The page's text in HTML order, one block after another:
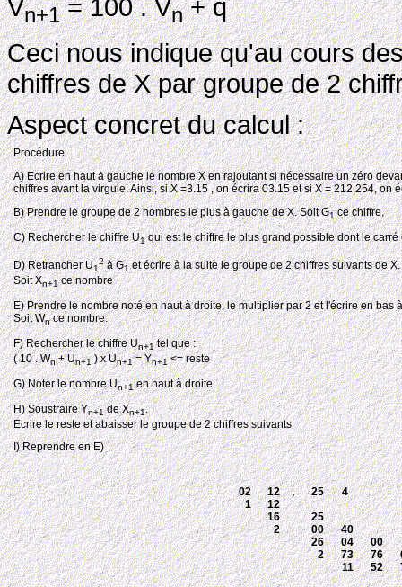
Vn+1= 100 . Vn+ q
Ceci nous indique qu'au cours
chiffres de X par groupe de 2
Aspect concret du calcul :
Procédure
A) Ecrire en haut à gauche le nombre X en rajoutant si nécessaire un zéro
chiffres avant la virgule. Ainsi, si X =3.15 , on écrira 03.15 et si X = 212.254, on
B) Prendre le groupe de 2 nombres le plus à gauche de X. Soit G1ce chiffre.
C) Rechercher le chiffre U1qui est le chiffre le plus grand possible dont le carré
D) Retrancher U1
2à G1et écrire à la suite le groupe de 2 chiffres suivants de X.
Soit Xn+1ce nombre
E) Prendre le nombre noté en haut à droite, le multiplier par 2 et l'écrire en bas
Soit Wnce nombre.
F) Rechercher le chiffre Un+1tel que :
( 10 . Wn+ Un+1) x Un+1= Yn+1<= reste
G) Noter le nombre Un+1en haut à droite
H) Soustraire Yn+1de Xn+1.
Ecrire le reste et abaisser le groupe de 2 chiffres suivants
I) Reprendre en E)
02
1
12
12
16
2
,
25
25
00
26
2
4
40
04
73
11
00
76
52